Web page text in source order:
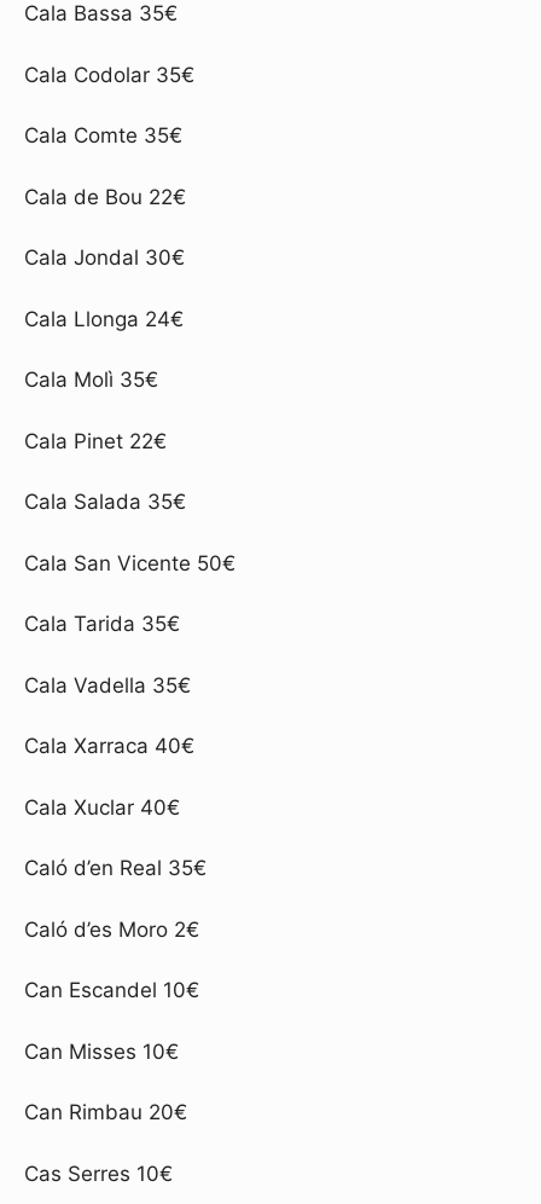
Cala Bassa 35€
Cala Codolar 35€
Cala Comte 35€
Cala de Bou 22€
Cala Jondal 30€
Cala Llonga 24€
Cala Molì 35€
Cala Pinet 22€
Cala Salada 35€
Cala San Vicente 50€
Cala Tarida 35€
Cala Vadella 35€
Cala Xarraca 40€
Cala Xuclar 40€
Caló d’en Real 35€
Caló d’es Moro 2€
Can Escandel 10€
Can Misses 10€
Can Rimbau 20€
Cas Serres 10€